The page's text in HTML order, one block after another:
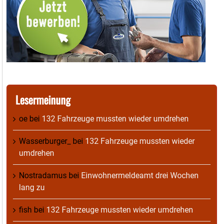
Lesermeinung
oe bei 132 Fahrzeuge mussten wieder umdrehen
Wasserburger_ bei 132 Fahrzeuge mussten wieder
umdrehen
Nostradamus bei Einwohnermeldeamt drei Wochen
lang zu
fish bei 132 Fahrzeuge mussten wieder umdrehen